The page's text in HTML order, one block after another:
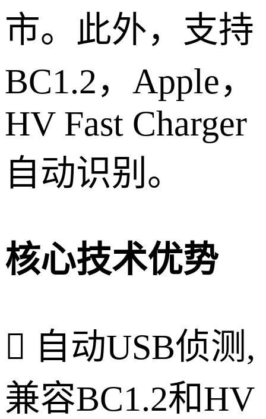
市。此外，支持
BC1.2，Apple，
HV Fast Charger
自动识别。
核心技术优势
 自动USB侦测,
兼容BC1.2和HV